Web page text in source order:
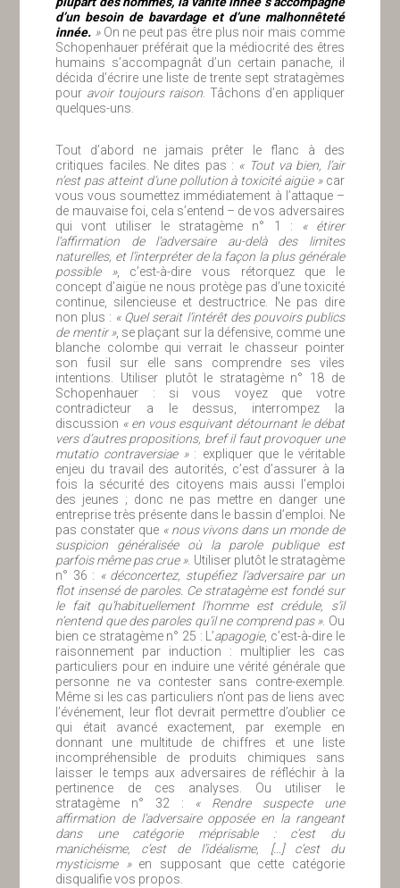
d’un besoin de bavardage et d’une malhonnêteté
innée. »On ne peut pas être plus noir mais comme
Schopenhauer préférait que la médiocrité des êtres
humains s’accompagnât d’un certain panache, il
décida d’écrire une liste de trente sept stratagèmes
pour avoir toujours raison. Tâchons d’en appliquer
quelques-uns.
Tout d’abord ne jamais prêter le flanc à des
critiques faciles. Ne dites pas : « Tout va bien, l’air
n’est pas atteint d’une pollution à toxicité aigüe »car
vous vous soumettez immédiatement à l’attaque –
de mauvaise foi, cela s’entend – de vos adversaires
qui vont utiliser le stratagème n° 1 :
« étirer
l’affirmation de l’adversaire au-delà des limites
naturelles, et l’interpréter de la façon la plus générale
possible », c’est-à-dire vous rétorquez que le
concept d’aigüe ne nous protège pas d’une toxicité
continue, silencieuse et destructrice. Ne pas dire
non plus : « Quel serait l’intérêt des pouvoirs publics
de mentir », se plaçant sur la défensive, comme une
blanche colombe qui verrait le chasseur pointer
son fusil sur elle sans comprendre ses viles
intentions. Utiliser plutôt le stratagème n° 18 de
Schopenhauer : si vous voyez que votre
contradicteur a le dessus, interrompez la
discussion « en vous esquivant détournant le débat
vers d’autres propositions, bref il faut provoquer une
mutatio contraversiae »: expliquer que le véritable
enjeu du travail des autorités, c’est d’assurer à la
fois la sécurité des citoyens mais aussi l’emploi
des jeunes ; donc ne pas mettre en danger une
entreprise très présente dans le bassin d’emploi. Ne
pas constater que « nous vivons dans un monde de
suspicion généralisée où la parole publique est
parfois même pas crue ». Utiliser plutôt le stratagème
n° 36 : « déconcertez, stupéfiez l’adversaire par un
flot insensé de paroles. Ce stratagème est fondé sur
le fait qu’habituellement l’homme est crédule, s’il
n’entend que des paroles qu’il ne comprend pas ». Ou
bien ce stratagème n° 25 : L’apagogie, c’est-à-dire le
raisonnement par induction : multiplier les cas
particuliers pour en induire une vérité générale que
personne ne va contester sans contre-exemple.
Même si les cas particuliers n’ont pas de liens avec
l’événement, leur flot devrait permettre d’oublier ce
qui était avancé exactement, par exemple en
donnant une multitude de chiffres et une liste
incompréhensible de produits chimiques sans
laisser le temps aux adversaires de réfléchir à la
pertinence de ces analyses. Ou utiliser le
stratagème n° 32 :
« Rendre suspecte une
affirmation de l’adversaire opposée en la rangeant
dans une catégorie méprisable : c’est du
manichéisme, c’est de l’idéalisme, […] c’est du
mysticisme »en supposant que cette catégorie
disqualifie vos propos.